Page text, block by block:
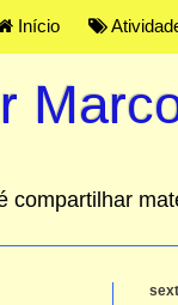
Início
compartilhar